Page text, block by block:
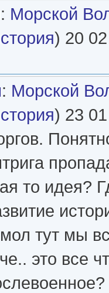
: Морской
) 20 02
: Морской
) 23 01
то идея?
тут мы
это все